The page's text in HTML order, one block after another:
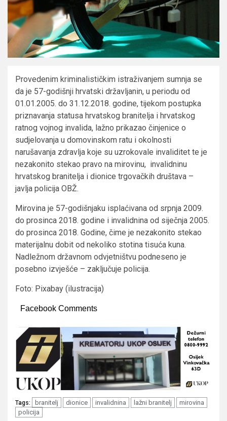
Provedenim kriminalističkim istraživanjem sumnja se
da je 57-godišnji hrvatski državljanin, u periodu od
01.01.2005. do 31.12.2018. godine, tijekom postupka
priznavanja statusa hrvatskog branitelja i hrvatskog
ratnog vojnog invalida, lažno prikazao činjenice o
sudjelovanja u domovinskom ratu i okolnosti
narušavanja zdravlja koje su uzrokovale invaliditet te je
nezakonito stekao pravo na mirovinu, invalidninu
hrvatskog branitelja i dionice trgovačkih društava –
javlja policija OBŽ.
Mirovina je 57-godišnjaku isplaćivana od srpnja 2009.
do prosinca 2018. godine i invalidnina od siječnja 2005.
do prosinca 2018. Godine, čime je nezakonito stekao
materijalnu dobit od nekoliko stotina tisuća kuna.
Nadležnom državnom odvjetništvu podneseno je
posebno izvješće – zaključuje policija.
Foto: Pixabay (ilustracija)
Facebook Comments
Tags: branitelj dionice invalidnina lažni branitelj
mirovina
policija